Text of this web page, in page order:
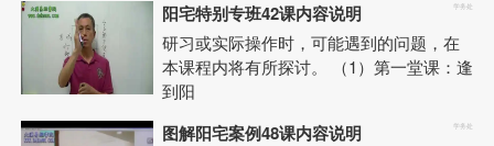
学务处
阳宅特别专班42课内容说明
研习或实际操作时，可能遇到的问题，在
本课程内将有所探讨。 （1）第一堂课：逢
到阳
学务处
图解阳宅案例48课内容说明